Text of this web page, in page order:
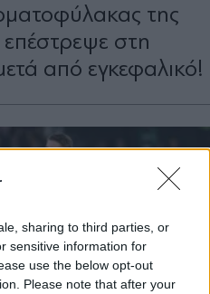
sharing to third parties, or
sensitive information for
use the below opt-out
Please note that after your
της
στη
από εγκεφαλικό!